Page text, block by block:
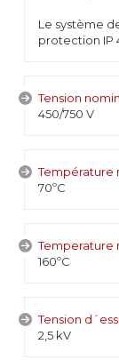
Le système
protection IP
Tension
450/750 V
Température
70ºC
Temperature
160ºC
Tension
2,5 kV